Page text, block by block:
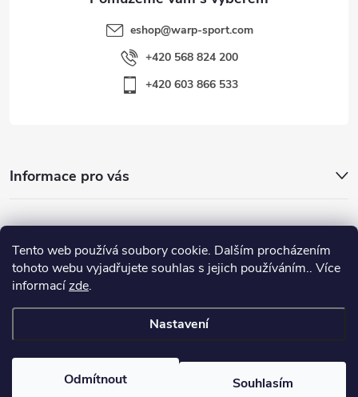
Tento web používá soubory cookie. Dalším procházením
tohoto webu vyjadřujete souhlas s jejich používáním.. Více
informacízde.
Nastavení
Odmítnout Souhlasím
eshop@warp-sport.com
+420 568 824 200
+420 603 866 533
Informace pro vás
Nejhledanější
Důležité odkazy
Warp-Sport.com. Všechna práva vyhrazena.